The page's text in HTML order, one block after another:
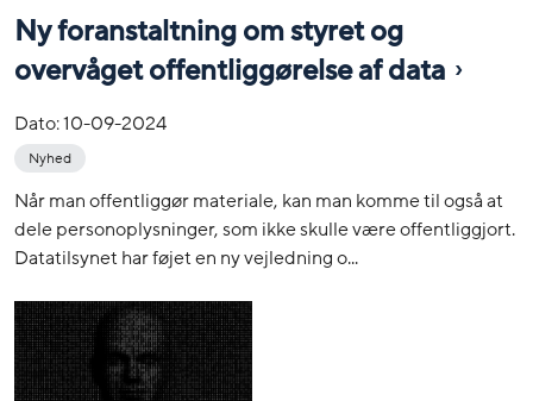
Ny foranstaltning om styret og
overvåget offentliggørelse af data
Dato:10-09-2024
Nyhed
Når man offentliggør materiale, kan man komme til også at
dele personoplysninger, som ikke skulle være offentliggjort.
Datatilsynet har føjet en ny vejledning o...